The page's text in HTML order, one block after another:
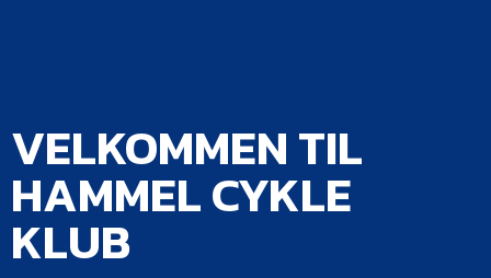
VELKOMMEN TIL
HAMMEL CYKLE
KLUB